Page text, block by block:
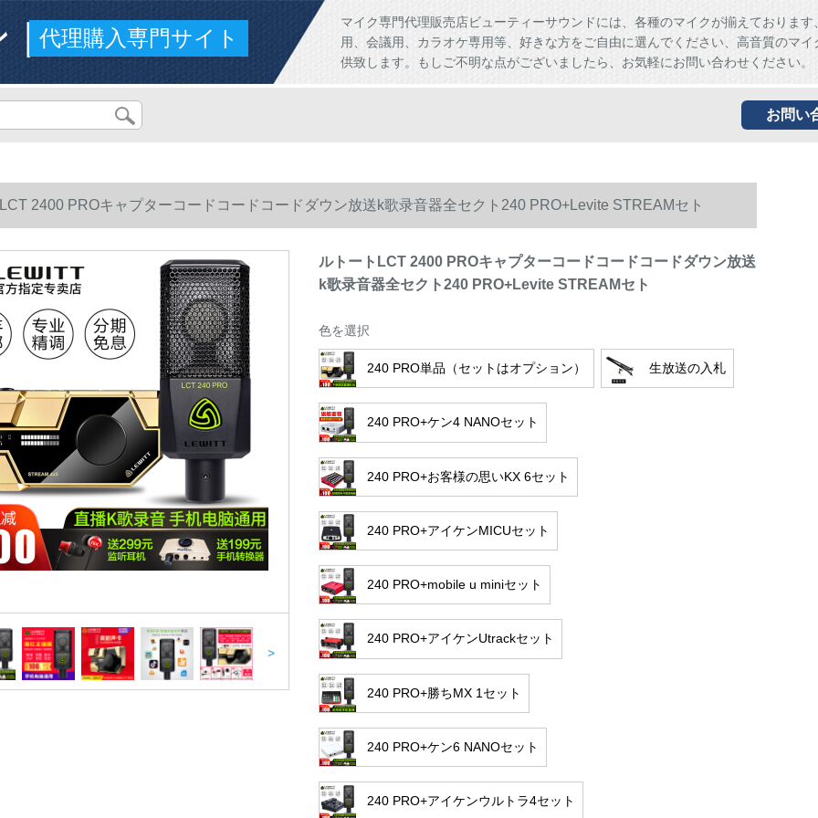
ド代理購入専門サイト
マイク専門代理販売店ビューティーサウンドには、各種のマイクが揃えております
用、会議用、カラオケ専用等、好きな方をご自由に選んでください、高音質のマイ
供致します。もしご不明な点がございましたら、お気軽にお問い合わせください。
お問い
2400 PROキャプターコードコードコードダウン放送k歌录音器全セクト240 PRO+Levite STREAMセト
>
ルトートLCT 2400 PROキャプターコードコードコードダウン放送
k歌录音器全セクト240 PRO+Levite STREAMセト
色を選択
240 PRO単品（セットはオプション） 生放送の入札
240 PRO+ケン4 NANOセット
240 PRO+お客様の思いKX 6セット
240 PRO+アイケンMICUセット
240 PRO+mobile u miniセット
240 PRO+アイケンUtrackセット
240 PRO+勝ちMX 1セット
240 PRO+ケン6 NANOセット
240 PRO+アイケンウルトラ4セット